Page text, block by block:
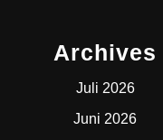
Archives
Juli 2026
Juni 2026